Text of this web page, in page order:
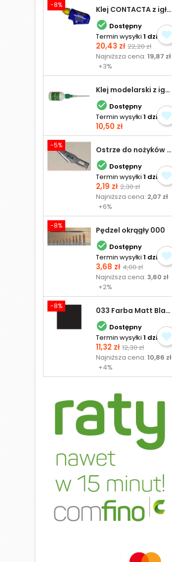
-8% Klej CONTACTA z igłą do plastiku 25,0 g
 Dostępny
Termin wysyłki 1 dzień
Cena
20,43 zł Cena
podstawowa
22,20 zł
Najniższa cena:19,87 zł
+3%
Klej modelarski z igłą 30 ml
 Dostępny
Termin wysyłki 1 dzień
Cena
10,50 zł
-5% Ostrze do nożyków Excel
 Dostępny
Termin wysyłki 1 dzień
Cena
2,19 zł Cena
podstawowa
2,30 zł
Najniższa cena: 2,07 zł
+6%
-8% Pędzel okrągły 000
 Dostępny
Termin wysyłki 1 dzień
Cena
3,68 zł Cena
podstawowa
4,00 zł
Najniższa cena:3,60 zł
+2%
-8% 033 Farba Matt Black - olejna
 Dostępny
Termin wysyłki 1 dzień
Cena
11,32 zł Cena
podstawowa
12,30 zł
Najniższa cena:10,86 zł
+4%